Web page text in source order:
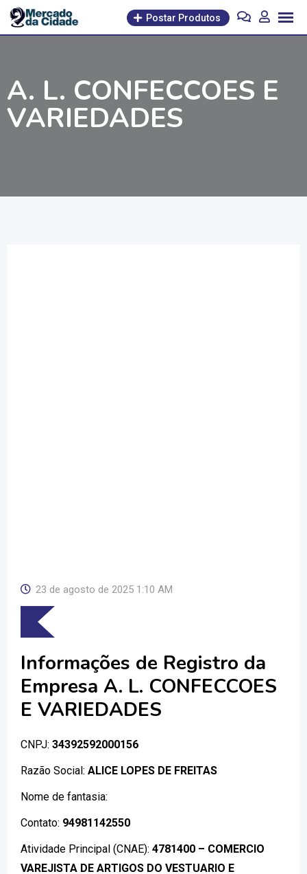
Pular
para
Postar Produtos
A. L. CONFECCOES E
VARIEDADES
23 de agosto de 2025 1:10 AM
Informações de Registro da
Empresa A. L. CONFECCOES
E VARIEDADES
CNPJ: 34392592000156
Razão Social: ALICE LOPES DE FREITAS
Nome de fantasia:
Contato: 94981142550
Atividade Principal (CNAE): 4781400 – COMERCIO
VAREJISTA DE ARTIGOS DO VESTUARIO E